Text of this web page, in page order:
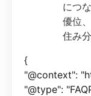
につ
優位
住み
{
"@context":
"@type":